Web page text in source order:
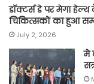
डॉक्टर्स डे पर मेगा
चिकित्सकों का हुआ
July 2, 2026
मे